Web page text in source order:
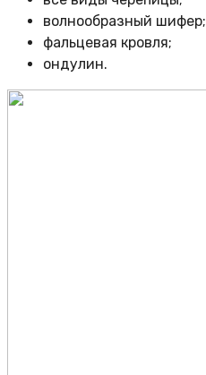
волнообразный шифер;
фальцевая кровля;
ондулин.